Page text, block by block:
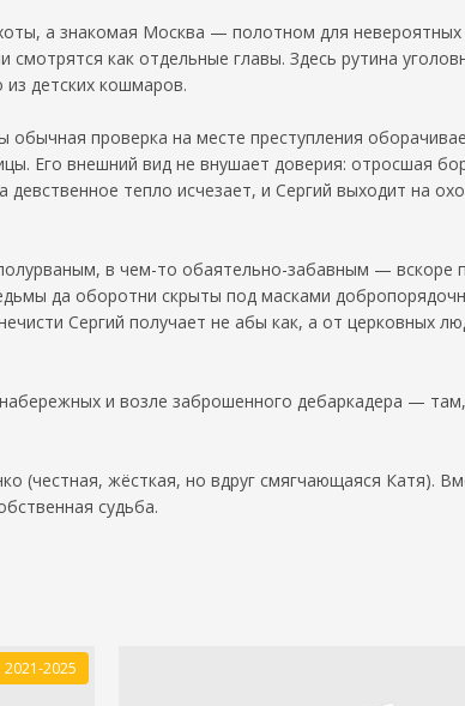
а знакомая Москва — полотном для
как отдельные главы. Здесь рутина
детских кошмаров.
проверка на месте преступления
Его внешний вид не внушает доверия: отросшая
тепло исчезает, и Сергий выходит на
в чем-то обаятельно-забавным — вскоре
да оборотни скрыты под масками
Сергий получает не абы как, а от церковных
и возле заброшенного дебаркадера —
(честная, жёсткая, но вдруг смягчающаяся Катя).
судьба.
2021-2025